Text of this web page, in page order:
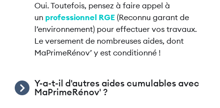
Oui. Toutefois, pensez à faire appel à
un professionnel RGE (Reconnu garant de
l’environnement) pour effectuer vos travaux.
Le versement de nombreuses aides, dont
MaPrimeRénov’ y est conditionné !
Y-a-t-il d'autres aides cumulables avec
MaPrimeRénov' ?